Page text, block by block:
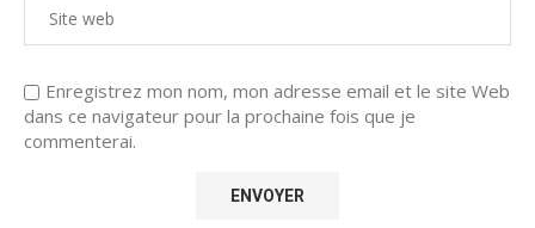
Enregistrez mon nom, mon adresse email et le site Web
dans ce navigateur pour la prochaine fois que je
commenterai.